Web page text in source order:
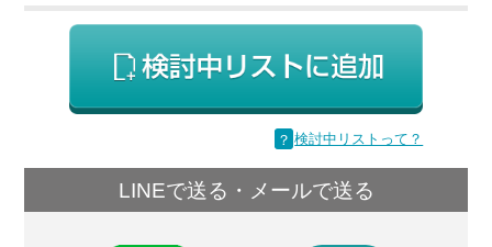
？ 検討中リストって？
LINEで送る・メールで送る